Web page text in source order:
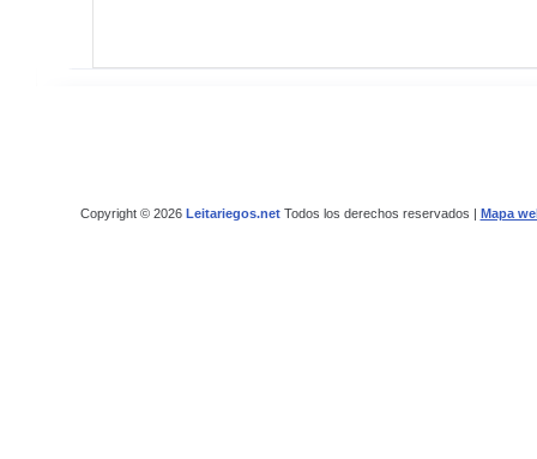
Copyright © 2026 Leitariegos.netTodos los derechos reservados | Mapa